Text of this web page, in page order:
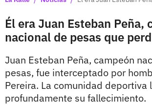
Él era Juan Esteban Peña,
nacional de pesas que
Juan Esteban Peña, campeón
pesas, fue interceptado por
Pereira. La comunidad deportiva
profundamente su fallecimiento.